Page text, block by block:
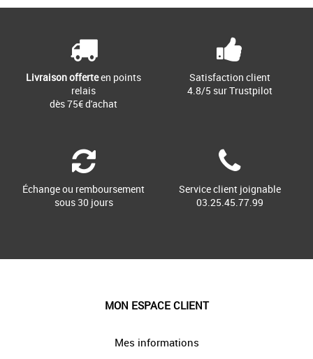
Livraison offerteen points
relais
dès 75€ d'achat
Satisfaction client
4.8/5 sur Trustpilot
Échange ou remboursement
sous 30 jours
Service client joignable
03.25.45.77.99
MON ESPACE CLIENT
Mes informations